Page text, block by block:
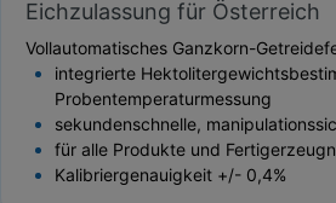
Eichzulassung für Österreich
Vollautomatisches Ganzkorn-
integrierte
Probentemperaturmessung
sekundenschnelle,
für alle Produkte und
Kalibriergenauigkeit +/- 0,4%